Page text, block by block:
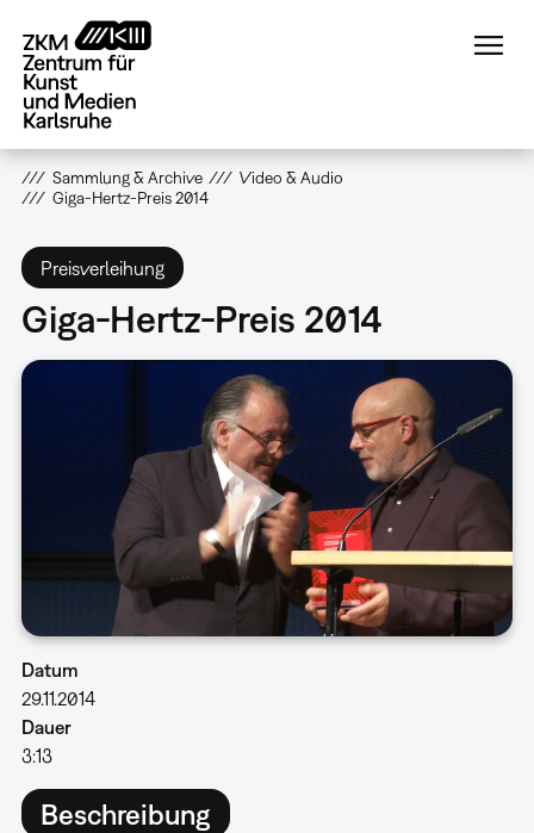
zum
Inhalt
Sammlung & Archive
Video & Audio
Giga-Hertz-Preis 2014
Preisverleihung
Giga-Hertz-Preis 2014
Datum
29.11.2014
Dauer
3:13
Beschreibung